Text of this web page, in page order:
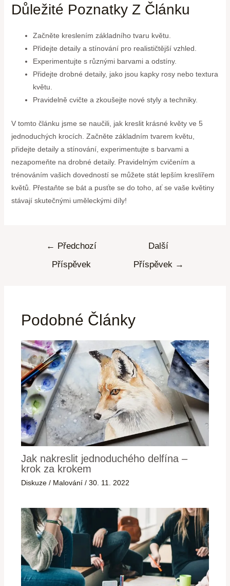
Důležité Poznatky Z Článku
Začněte kreslením základního tvaru květu.
Přidejte detaily a stínování pro realističtější vzhled.
Experimentujte s různými barvami a odstíny.
Přidejte drobné detaily, jako jsou kapky rosy nebo textura
květu.
Pravidelně cvičte a zkoušejte nové styly a techniky.
V tomto článku jsme se naučili, jak kreslit krásné květy ve 5
jednoduchých krocích. Začněte základním tvarem květu,
přidejte detaily a stínování, experimentujte s barvami a
nezapomeňte na drobné detaily. Pravidelným cvičením a
trénováním vašich dovedností se můžete stát lepším kreslířem
květů. Přestaňte se bát a pusťte se do toho, ať se vaše květiny
stávají skutečnými uměleckými díly!
← Předchozí
Příspěvek
Další
Příspěvek →
Podobné Články
Jak nakreslit jednoduchého delfína –
krok za krokem
Diskuze / Malování /30. 11. 2022